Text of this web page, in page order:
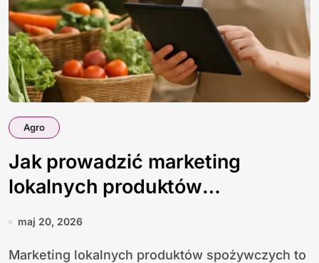
Agro
Jak prowadzić marketing
lokalnych produktów
spożywczych
maj 20, 2026
Marketing lokalnych produktów spożywczych to